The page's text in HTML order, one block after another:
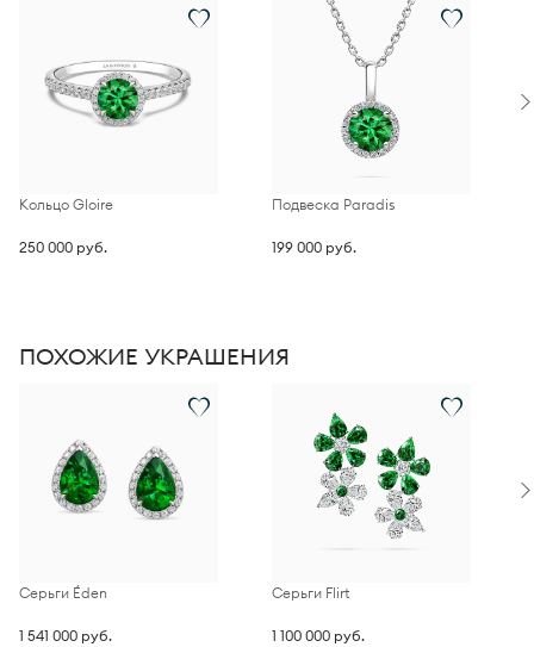
Кольцо Gloire
250 000 руб.
Подвеска Paradis
199 000 руб.
ПОХОЖИЕ УКРАШЕНИЯ
Серьги Éden
1 541 000 руб.
Серьги Flirt
1 100 000 руб.